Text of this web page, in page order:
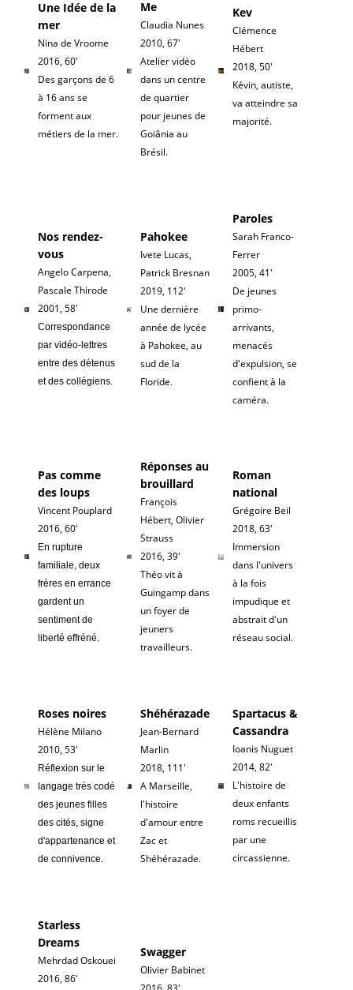
Une Idée de la
mer
Nina de Vroome
2016, 60'
Des garçons de 6
à 16 ans se
forment aux
métiers de la mer.
Me
Claudia Nunes
2010, 67'
Atelier vidéo
dans un centre
de quartier
pour jeunes de
Goiânia au
Brésil.
Kev
Clémence
Hébert
2018, 50'
Kévin, autiste,
va atteindre sa
majorité.
Nos rendez-
vous
Angelo Carpena,
Pascale Thirode
2001, 58'
Correspondance
par vidéo-lettres
entre des détenus
et des collégiens.
Pahokee
Ivete Lucas,
Patrick Bresnan
2019, 112'
Une dernière
année de lycée
à Pahokee, au
sud de la
Floride.
Paroles
Sarah Franco-
Ferrer
2005, 41'
De jeunes
primo-
arrivants,
menacés
d'expulsion, se
confient à la
caméra.
Pas comme
des loups
Vincent Pouplard
2016, 60'
En rupture
familiale, deux
frères en errance
gardent un
sentiment de
liberté effréné.
Réponses au
brouillard
François
Hébert, Olivier
Strauss
2016, 39'
Théo vit à
Guingamp dans
un foyer de
jeuners
travailleurs.
Roman
national
Grégoire Beil
2018, 63'
Immersion
dans l'univers
à la fois
impudique et
abstrait d'un
réseau social.
Roses noires
Hélène Milano
2010, 53'
Réflexion sur le
langage très codé
des jeunes filles
des cités, signe
d'appartenance et
de connivence.
Shéhérazade
Jean-Bernard
Marlin
2018, 111'
A Marseille,
l'histoire
d'amour entre
Zac et
Shéhérazade.
Spartacus &
Cassandra
Ioanis Nuguet
2014, 82'
L'histoire de
deux enfants
roms recueillis
par une
circassienne.
Starless
Dreams
Mehrdad Oskouei
2016, 86'
Swagger
Olivier Babinet